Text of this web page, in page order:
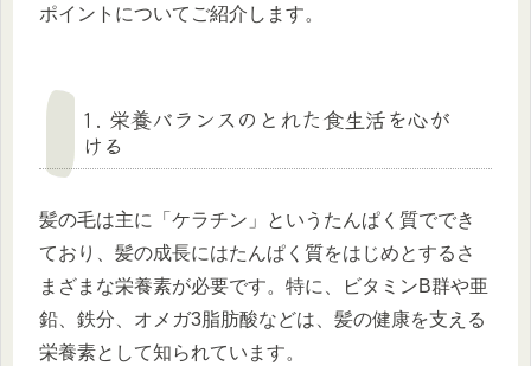
ポイントについてご紹介します。
1. 栄養バランスのとれた食生活を心が
ける
髪の毛は主に「ケラチン」というたんぱく質ででき
ており、髪の成長にはたんぱく質をはじめとするさ
まざまな栄養素が必要です。特に、ビタミンB群や亜
鉛、鉄分、オメガ3脂肪酸などは、髪の健康を支える
栄養素として知られています。